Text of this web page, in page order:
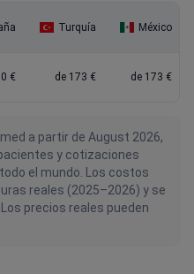
Turquía México
€ de 173 € de 173 €
a partir de August 2026,
y cotizaciones
el mundo. Los costos
reales (2025–2026) y se
precios reales pueden